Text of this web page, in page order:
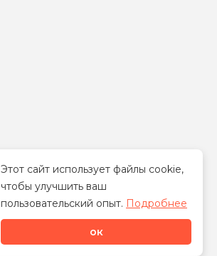
Этот сайт использует файлы cookie,
чтобы улучшить ваш
пользовательский опыт. Подробнее
ок
Стать дилером